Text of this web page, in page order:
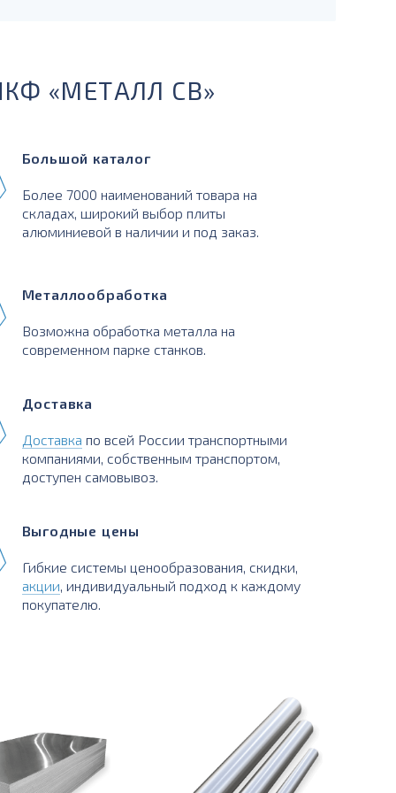
«МЕТАЛЛ СВ»
Большой каталог
Более 7000 наименований товара на
складах, широкий выбор плиты
алюминиевой в наличии и под заказ.
Металлообработка
Возможна обработка металла на
современном парке станков.
Доставка
Доставка по всей России транспортными
компаниями, собственным транспортом,
доступен самовывоз.
Выгодные цены
Гибкие системы ценообразования, скидки,
акции, индивидуальный подход к каждому
покупателю.